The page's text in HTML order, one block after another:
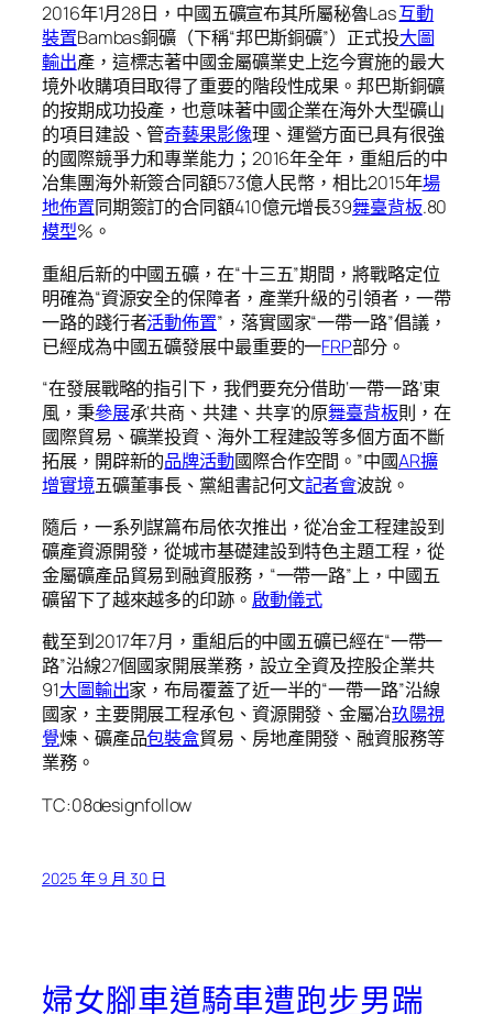
2016年1月28日，中國五礦宣布其所屬秘魯Las互動
裝置Bambas銅礦（下稱“邦巴斯銅礦”）正式投大圖
輸出產，這標志著中國金屬礦業史上迄今實施的最大
境外收購項目取得了重要的階段性成果。邦巴斯銅礦
的按期成功投產，也意味著中國企業在海外大型礦山
的項目建設、管奇藝果影像理、運營方面已具有很強
的國際競爭力和專業能力；2016年全年，重組后的中
冶集團海外新簽合同額573億人民幣，相比2015年場
地佈置同期簽訂的合同額410億元增長39舞臺背板.80
模型%。
重組后新的中國五礦，在“十三五”期間，將戰略定位
明確為“資源安全的保障者，產業升級的引領者，一帶
一路的踐行者活動佈置”，落實國家“一帶一路”倡議，
已經成為中國五礦發展中最重要的一FRP部分。
“在發展戰略的指引下，我們要充分借助‘一帶一路’東
風，秉參展承‘共商、共建、共享’的原舞臺背板則，在
國際貿易、礦業投資、海外工程建設等多個方面不斷
拓展，開辟新的品牌活動國際合作空間。”中國AR擴
增實境五礦董事長、黨組書記何文記者會波說。
隨后，一系列謀篇布局依次推出，從冶金工程建設到
礦產資源開發，從城市基礎建設到特色主題工程，從
金屬礦產品貿易到融資服務，“一帶一路”上，中國五
礦留下了越來越多的印跡。 啟動儀式
截至到2017年7月，重組后的中國五礦已經在“一帶一
路”沿線27個國家開展業務，設立全資及控股企業共
91大圖輸出家，布局覆蓋了近一半的“一帶一路”沿線
國家，主要開展工程承包、資源開發、金屬冶玖陽視
覺煉、礦產品包裝盒貿易、房地產開發、融資服務等
業務。
TC:08designfollow
2025 年 9 月 30 日
婦女腳車道騎車遭跑步男踹